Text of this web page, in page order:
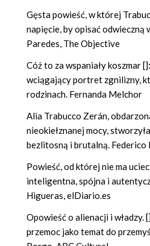
Gęsta powieść, w której
napięcie, by opisać odwieczną
Paredes, The Objective
Cóż to za wspaniały koszmar
wciągający portret zgnilizny,
rodzinach. Fernanda Melchor
Alia Trabucco Zerán,
nieokiełznanej mocy,
bezlitosną i brutalną. Federico
Powieść, od której nie ma
inteligentna, spójna i
Higueras, elDiario.es
Opowieść o alienacji i władzy.
przemoc jako temat do